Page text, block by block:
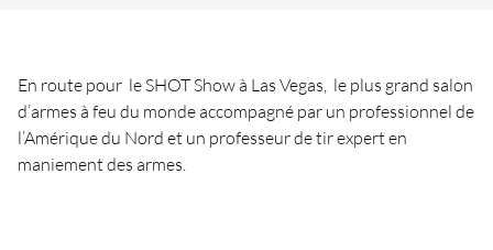
En route pour le SHOT Show à Las Vegas, le plus grand salon
d’armes à feu du monde accompagné par un professionnel de
l’Amérique du Nord et un professeur de tir expert en
maniement des armes.